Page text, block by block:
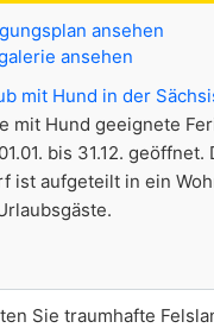
ansehen
ansehen
mit Hund in der
mit Hund geeignete
bis 31.12. geöffnet.
aufgeteilt in ein
Sie traumhafte